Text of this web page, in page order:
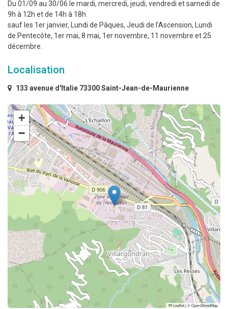
Du 01/09 au 30/06 le mardi, mercredi, jeudi, vendredi et samedi de
9h à 12h et de 14h à 18h.
sauf les 1er janvier, Lundi de Pâques, Jeudi de l’Ascension, Lundi
de Pentecôte, 1er mai, 8 mai, 1er novembre, 11 novembre et 25
décembre.
Localisation
133 avenue d'Italie 73300 Saint-Jean-de-Maurienne
+
−
Leaflet|©OpenStreetMap